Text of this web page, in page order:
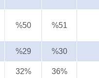
%51
%50
%30
%29
36%
32%